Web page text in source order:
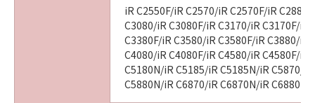
iR C2550F/iR C2570/iR C2570F/iR
C3080/iR C3080F/iR C3170/iR C3170F/iR
C3380F/iR C3580/iR C3580F/iR C3880/iR
C4080/iR C4080F/iR C4580/iR C4580F/iR
C5180N/iR C5185/iR C5185N/iR C5870/
C5880N/iR C6870/iR C6870N/iR C6880N